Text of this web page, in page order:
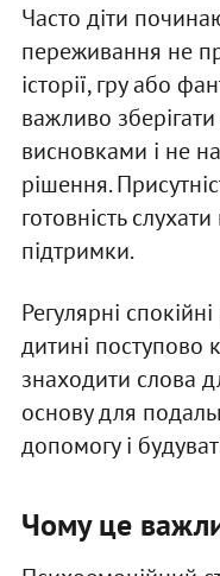
Часто діти
переживання не
історії, гру або
важливо
висновками і не
рішення.
готовність
підтримки.
Регулярні
дитині поступово
знаходити слова
основу для
допомогу і
Чому це